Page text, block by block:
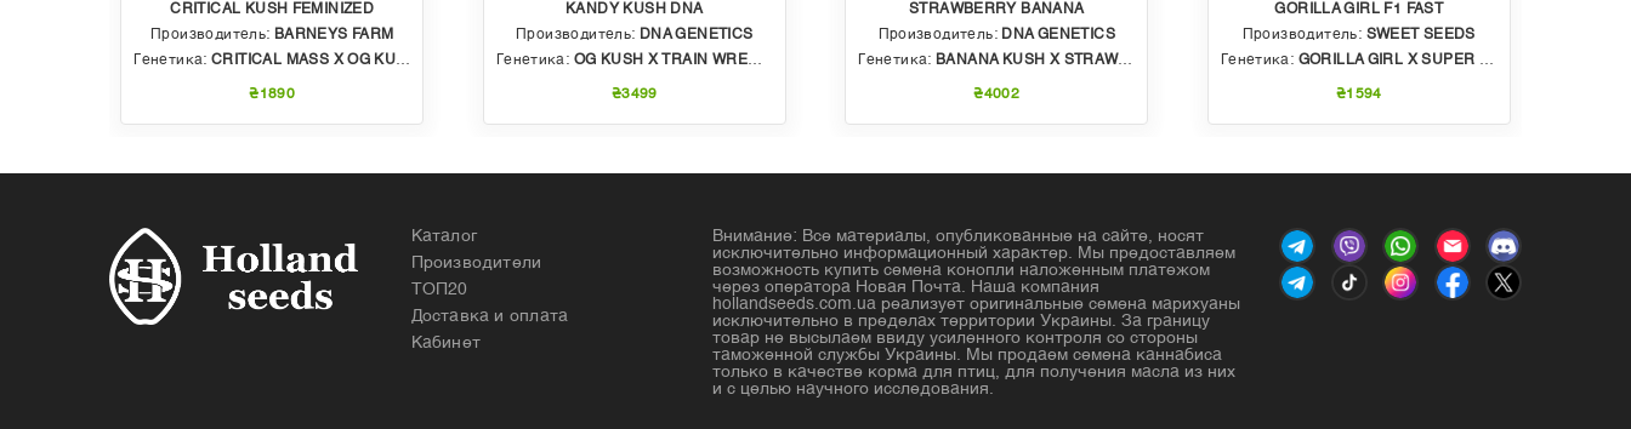
CRITICAL KUSH FEMINIZED
Производитель: BARNEYS FARM
Генетика:CRITICAL MASS X OG KUSH
₴1890
KANDY KUSH DNA
Производитель: DNA GENETICS
Генетика: OG KUSH X TRAIN WRECK (T4)
₴3499
STRAWBERRY BANANA
Производитель: DNA GENETICS
Генетика: BANANA KUSH X STRAWBERRY PHENO OF BUBBLE GUM
₴4002
GORILLA GIRL F1 FAST
Производитель: SWEET SEEDS
Генетика: GORILLA GIRL X SUPER STRONG X SWEET GELATO AUTO
₴1594
Каталог
Производители
ТОП20
Доставка и оплата
Кабинет
Внимание: Все материалы, опубликованные на сайте, носят
исключительно информационный характер. Мы предоставляем
возможность купить семена конопли наложенным платежом
через оператора Новая Почта. Наша компания
hollandseeds.com.ua реализует оригинальные семена марихуаны
исключительно в пределах территории Украины. За границу
товар не высылаем ввиду усиленного контроля со стороны
таможенной службы Украины. Мы продаем семена каннабиса
только в качестве корма для птиц, для получения масла из них
и с целью научного исследования.